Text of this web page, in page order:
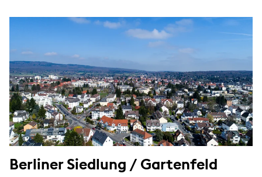
Berliner Siedlung / Gartenfeld